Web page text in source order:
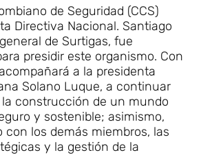
de Seguridad (CCS)
Directiva Nacional. Santiago
de Surtigas, fue
presidir este organismo. Con
a la presidenta
Solano Luque, a continuar
construcción de un mundo
y sostenible; asimismo,
con los demás miembros, las
y la gestión de la